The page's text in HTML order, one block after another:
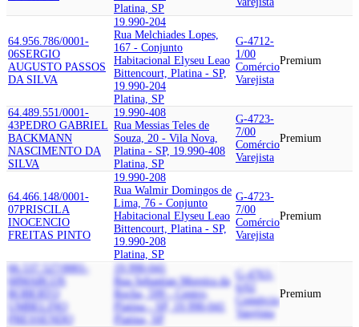
Platina, SP
64.956.786/0001-
06SERGIO
AUGUSTO PASSOS
DA SILVA
19.990-204
Rua Melchiades Lopes,
167 - Conjunto
Habitacional Elyseu Leao
Bittencourt, Platina - SP,
19.990-204
Platina, SP
G-4712-
1/00
Comércio
Varejista
Premium
64.489.551/0001-
43PEDRO GABRIEL
BACKMANN
NASCIMENTO DA
SILVA
19.990-408
Rua Messias Teles de
Souza, 20 - Vila Nova,
Platina - SP, 19.990-408
Platina, SP
G-4723-
7/00
Comércio
Varejista
Premium
64.466.148/0001-
07PRISCILA
INOCENCIO
FREITAS PINTO
19.990-208
Rua Walmir Domingos de
Lima, 76 - Conjunto
Habitacional Elyseu Leao
Bittencourt, Platina - SP,
19.990-208
Platina, SP
G-4723-
7/00
Comércio
Varejista
Premium
66.537.527/0001-
68 MARCOS
ROBERTO
UMBELINO
19.990-041
Rua Sebastiao Moreira da
Rocha, 599 - Centro,
Platina - SP, 19.990-041
Platina, SP
G-4763-
6/02
Comércio
Varejista
Premium